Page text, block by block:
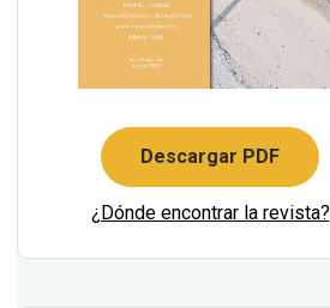
Descargar PDF
¿Dónde encontrar la revista?